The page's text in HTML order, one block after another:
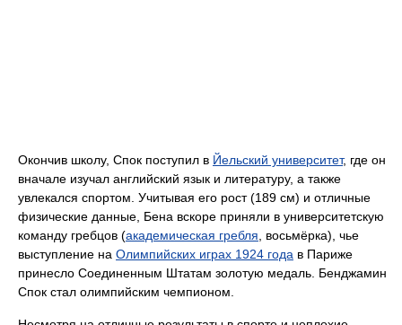
Окончив школу, Спок поступил в Йельский университет, где он
вначале изучал английский язык и литературу, а также
увлекался спортом. Учитывая его рост (189 см) и отличные
физические данные, Бена вскоре приняли в университетскую
команду гребцов (академическая гребля , восьмёрка), чье
выступление на Олимпийских играх 1924 года в Париже
принесло Соединенным Штатам золотую медаль. Бенджамин
Спок стал олимпийским чемпионом.